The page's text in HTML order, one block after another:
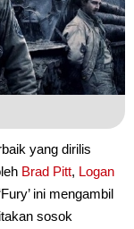
yang dirilis
Brad Pitt, Logan
ini mengambil
sosok